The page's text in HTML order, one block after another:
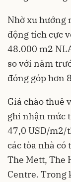
Nhờ xu hướng
động tích cực
48.000 m2
so với năm
đóng góp hơn
Giá chào thuê
ghi nhận mức
47,0 USD/m2/
các tòa nhà có
The Mett, The
Centre. Trong